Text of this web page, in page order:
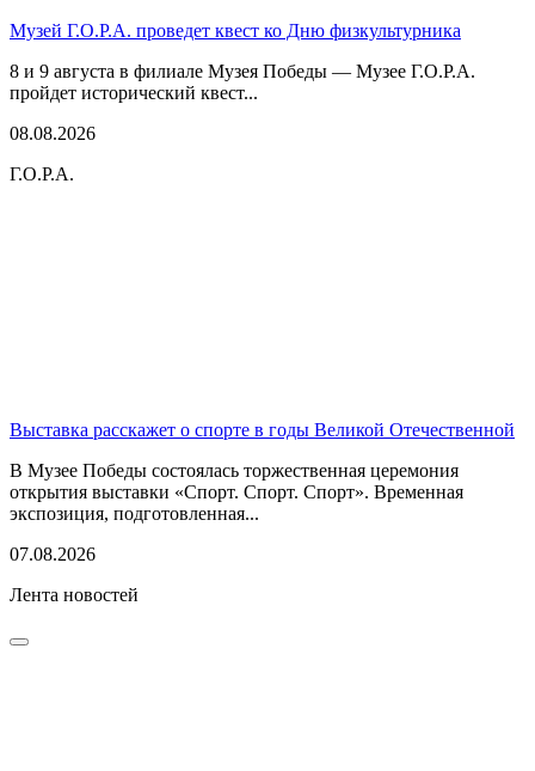
Музей Г.О.Р.А. проведет квест ко Дню физкультурника
8 и 9 августа в филиале Музея Победы — Музее Г.О.Р.А.
пройдет исторический квест...
08.08.2026
Г.О.Р.А.
Выставка расскажет о спорте в годы Великой Отечественной
В Музее Победы состоялась торжественная церемония
открытия выставки «Спорт. Спорт. Спорт». Временная
экспозиция, подготовленная...
07.08.2026
Лента новостей